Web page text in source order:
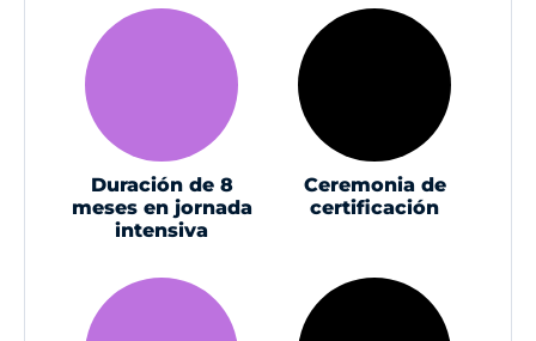
Duración de 8
meses en jornada
intensiva
Ceremonia de
certificación